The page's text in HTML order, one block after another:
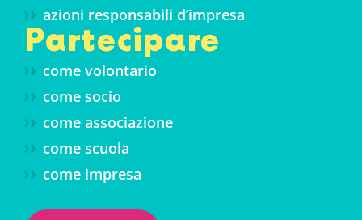
azioni responsabili d’impresa
Partecipare
come volontario
come socio
come associazione
come scuola
come impresa